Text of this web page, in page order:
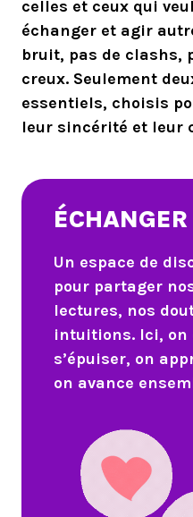
celles et ceux qui
échanger et agir
bruit, pas de clashs,
creux. Seulement
essentiels, choisis
Un espace de
pour partager
lectures, nos
intuitions. Ici, on
s’épuiser, on